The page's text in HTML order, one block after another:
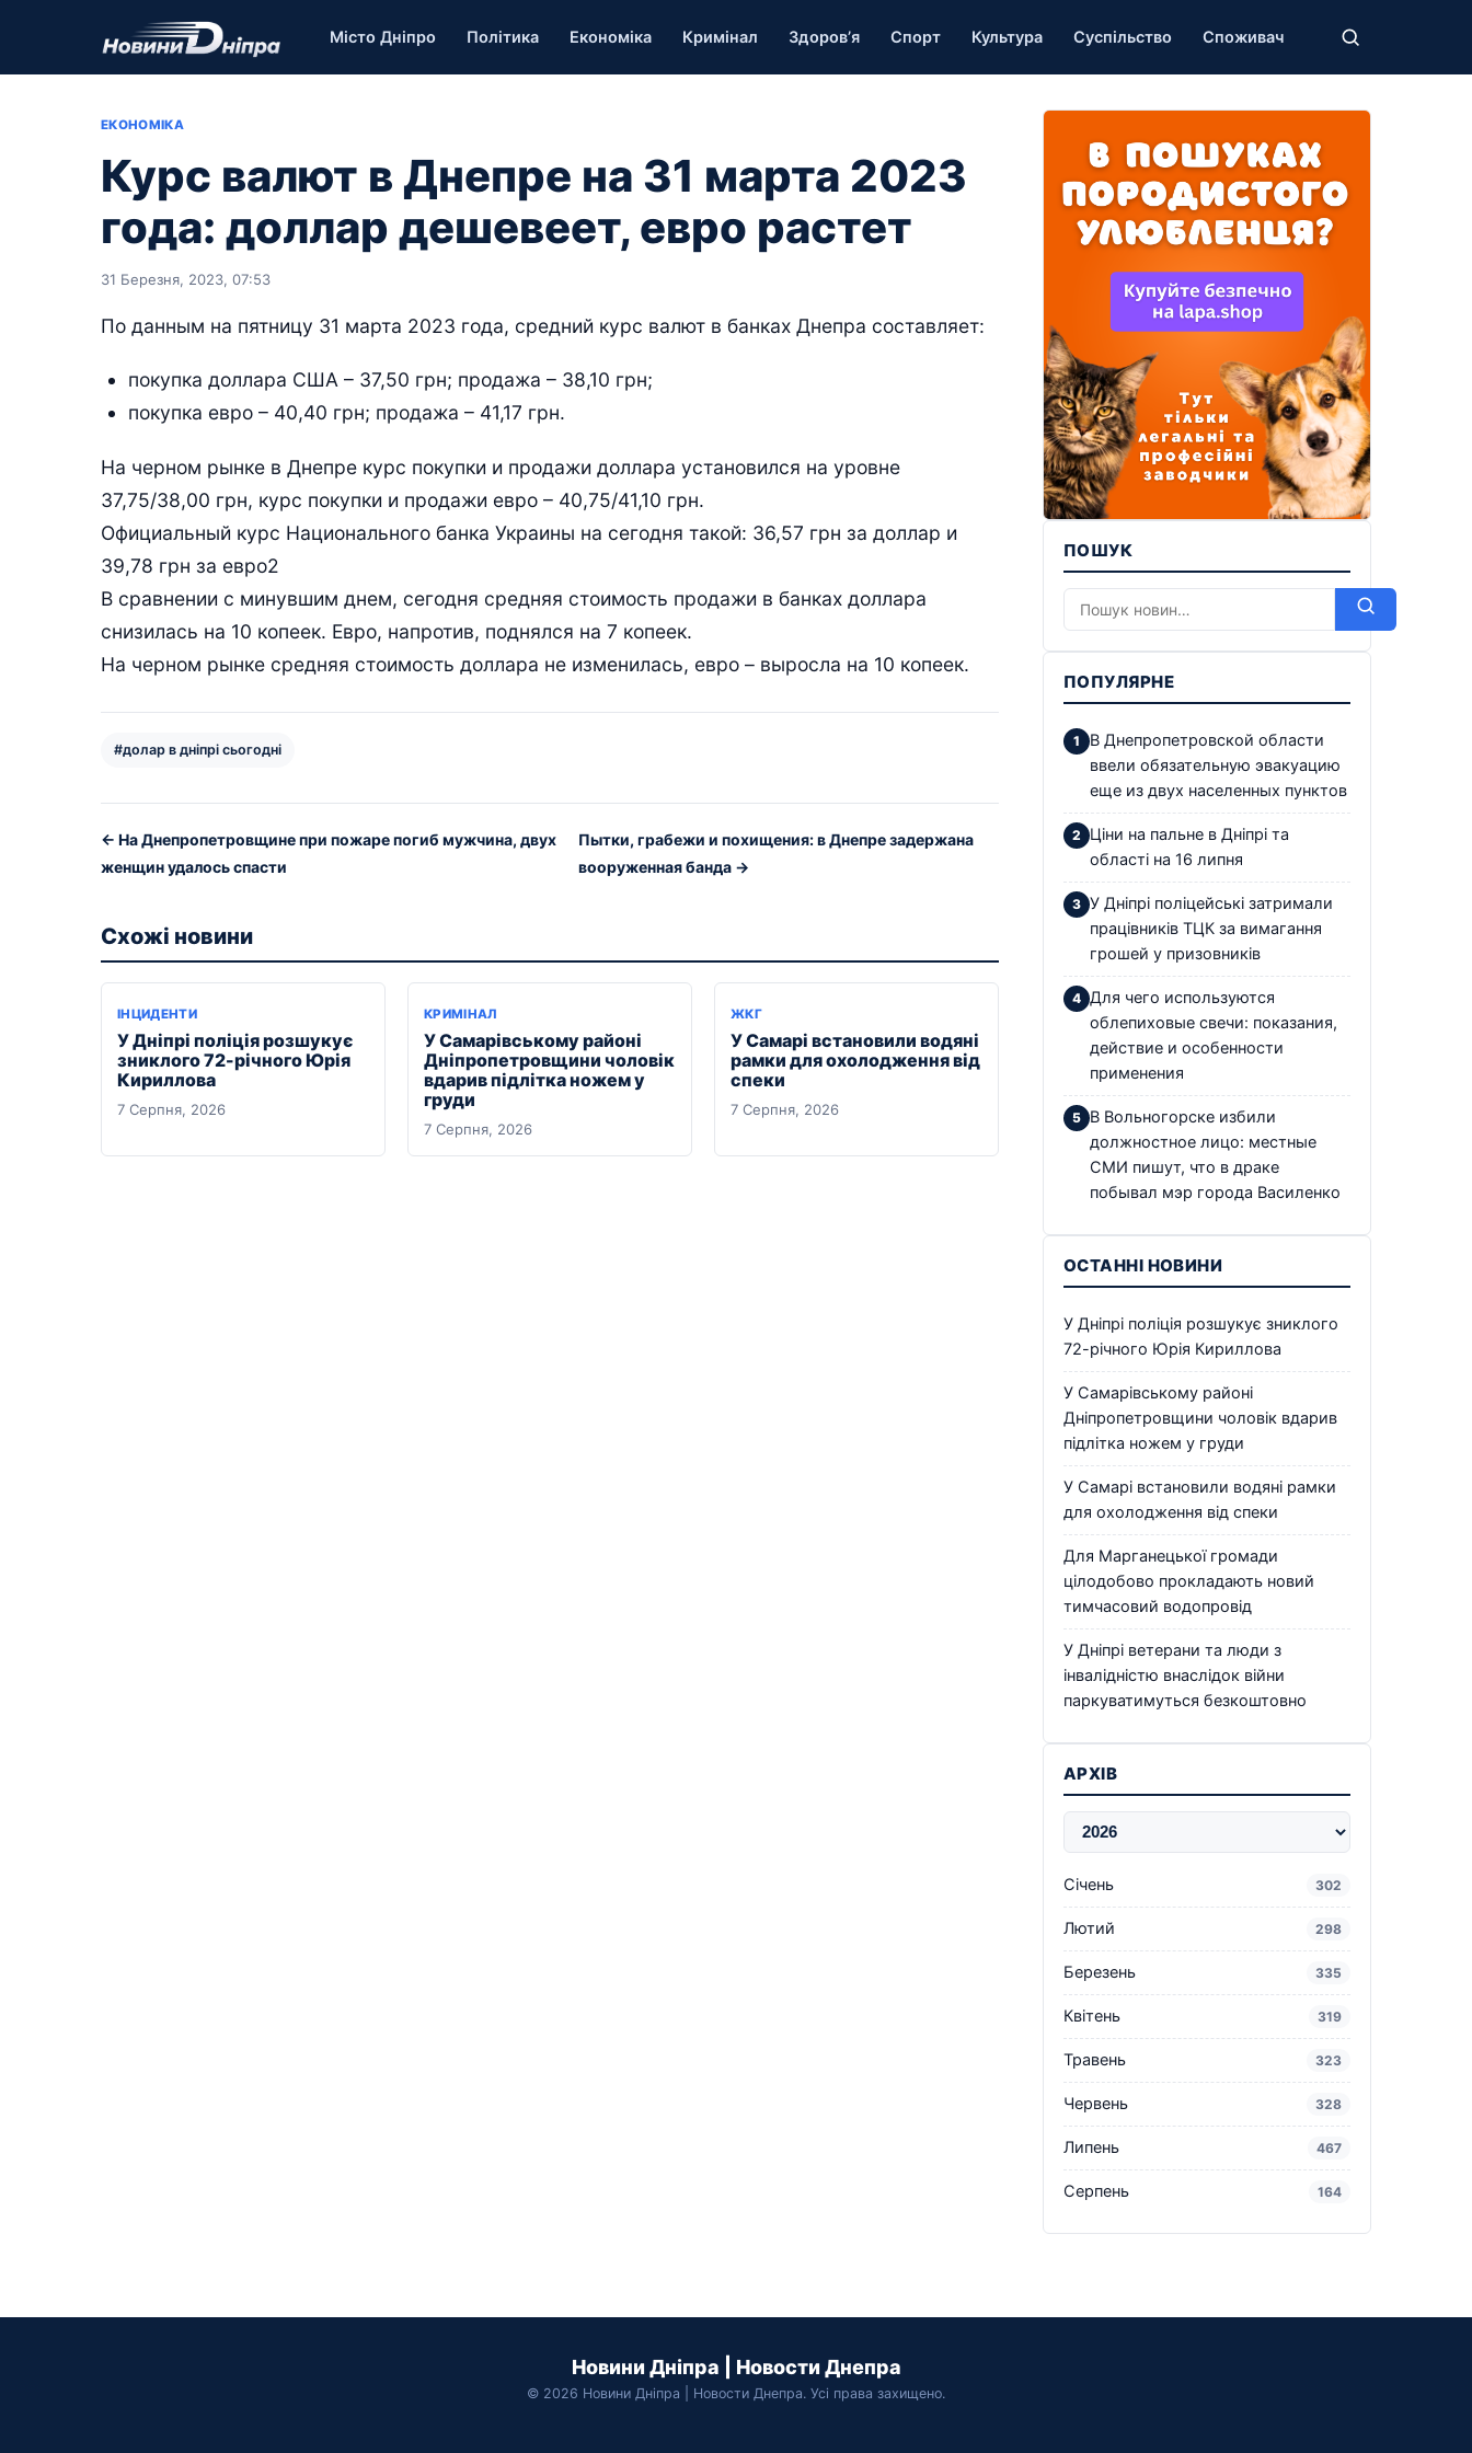
Місто Дніпро Політика Економіка Кримінал Здоров’я Спорт Культура Суспільство Споживач
ЕКОНОМІКА
Курс валют в Днепре на 31 марта 2023
года: доллар дешевеет, евро растет
31 Березня, 2023, 07:53
По данным на пятницу 31 марта 2023 года, средний курс валют в банках Днепра составляет:
покупка доллара США – 37,50 грн; продажа – 38,10 грн;
покупка евро – 40,40 грн; продажа – 41,17 грн.
На черном рынке в Днепре курс покупки и продажи доллара установился на уровне
37,75/38,00 грн, курс покупки и продажи евро – 40,75/41,10 грн.
Официальный курс Национального банка Украины на сегодня такой: 36,57 грн за доллар и
39,78 грн за евро2
В сравнении с минувшим днем, сегодня средняя стоимость продажи в банках доллара
снизилась на 10 копеек. Евро, напротив, поднялся на 7 копеек.
На черном рынке средняя стоимость доллара не изменилась, евро – выросла на 10 копеек.
#долар в дніпрі сьогодні
← На Днепропетровщине при пожаре погиб мужчина, двух
женщин удалось спасти
Пытки, грабежи и похищения: в Днепре задержана
вооруженная банда →
Схожі новини
ІНЦИДЕНТИ
У Дніпрі поліція розшукує
зниклого 72-річного Юрія
Кириллова
7 Серпня, 2026
КРИМІНАЛ
У Самарівському районі
Дніпропетровщини чоловік
вдарив підлітка ножем у
груди
7 Серпня, 2026
ЖКГ
У Самарі встановили водяні
рамки для охолодження від
спеки
7 Серпня, 2026
ПОШУК
ПОПУЛЯРНЕ
В Днепропетровской области
ввели обязательную эвакуацию
еще из двух населенных пунктов
Ціни на пальне в Дніпрі та
області на 16 липня
У Дніпрі поліцейські затримали
працівників ТЦК за вимагання
грошей у призовників
Для чего используются
облепиховые свечи: показания,
действие и особенности
применения
В Вольногорске избили
должностное лицо: местные
СМИ пишут, что в драке
побывал мэр города Василенко
ОСТАННІ НОВИНИ
У Дніпрі поліція розшукує зниклого
72-річного Юрія Кириллова
У Самарівському районі
Дніпропетровщини чоловік вдарив
підлітка ножем у груди
У Самарі встановили водяні рамки
для охолодження від спеки
Для Марганецької громади
цілодобово прокладають новий
тимчасовий водопровід
У Дніпрі ветерани та люди з
інвалідністю внаслідок війни
паркуватимуться безкоштовно
АРХІВ
Січень 302
Лютий 298
Березень 335
Квітень 319
Травень 323
Червень 328
Липень 467
Серпень 164
Новини Дніпра | Новости Днепра
© 2026 Новини Дніпра | Новости Днепра. Усі права захищено.